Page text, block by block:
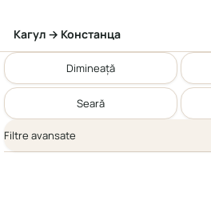
Кагул → Констанца
Dimineață
Seară
Filtre avansate